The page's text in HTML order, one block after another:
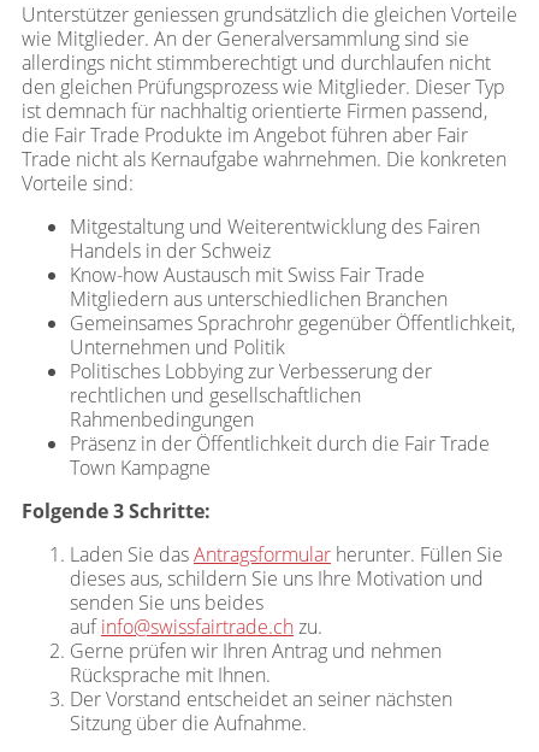
Unterstützer geniessen grundsätzlich die gleichen Vorteile
wie Mitglieder. An der Generalversammlung sind sie
allerdings nicht stimmberechtigt und durchlaufen nicht
den gleichen Prüfungsprozess wie Mitglieder. Dieser Typ
ist demnach für nachhaltig orientierte Firmen passend,
die Fair Trade Produkte im Angebot führen aber Fair
Trade nicht als Kernaufgabe wahrnehmen. Die konkreten
Vorteile sind:
Mitgestaltung und Weiterentwicklung des Fairen
Handels in der Schweiz
Know-how Austausch mit Swiss Fair Trade
Mitgliedern aus unterschiedlichen Branchen
Gemeinsames Sprachrohr gegenüber Öffentlichkeit,
Unternehmen und Politik
Politisches Lobbying zur Verbesserung der
rechtlichen und gesellschaftlichen
Rahmenbedingungen
Präsenz in der Öffentlichkeit durch die Fair Trade
Town Kampagne
Folgende 3 Schritte:
Laden Sie dasAntragsformular herunter. Füllen Sie
dieses aus, schildern Sie uns Ihre Motivation und
senden Sie uns beides
aufinfo@swissfairtrade.ch zu.
Gerne prüfen wir Ihren Antrag und nehmen
Rücksprache mit Ihnen.
Der Vorstand entscheidet an seiner nächsten
Sitzung über die Aufnahme.